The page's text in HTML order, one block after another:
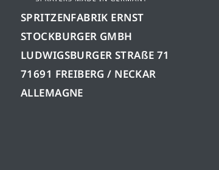
SPRITZENFABRIK ERNST
STOCKBURGER GMBH
LUDWIGSBURGER STRAßE 71
71691 FREIBERG / NECKAR
ALLEMAGNE